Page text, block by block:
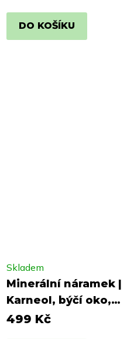
DO KOŠÍKU
Minerální náramek |
Karneol, býčí oko,
jaspis
Skladem
499 Kč